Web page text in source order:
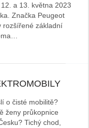
a 13. května 2023
Značka Peugeot
rozšířené základní
o čisté mobilitě?
ženy průkopnice
Tichý chod,